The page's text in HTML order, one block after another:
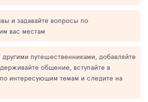
и задавайте вопросы по
вас местам
путешественниками, добавляйте
общение, вступайте в
интересующим темам и следите на